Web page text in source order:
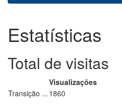
Estatísticas
Total de visitas
Visualizações
Transição ... 1860